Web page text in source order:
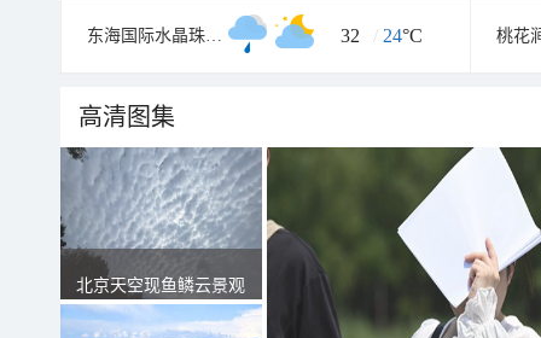
东海国际水晶珠宝城 32 / 24°C 桃花
高清图集
北京天空现鱼鳞云景观